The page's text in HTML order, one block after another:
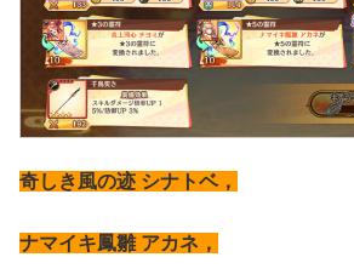
奇しき風の迹 シナトベ，
ナマイキ鳳雛 アカネ，